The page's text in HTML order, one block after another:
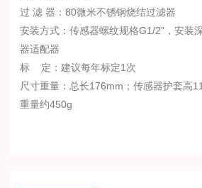
过 滤 器：80微米不锈钢烧结过滤器
安装方式：传感器螺纹规格G1/2”，安装
器适配器
标 定：建议每年标定1次
尺寸重量：总长176mm；传感器护套高
重量约450g